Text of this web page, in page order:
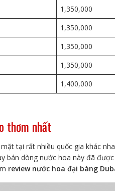
1,350,000
1,350,000
1,350,000
1,350,000
1,400,000
thơm nhất
tại rất nhiều quốc gia khác
bán dòng nước hoa này đã
review nước hoa đại bàng